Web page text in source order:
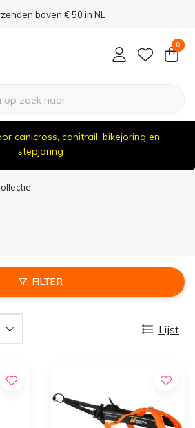
boven € 50 in NL
0
canicross, canitrail, bikejoring en
stepjoring
FILTER
Lijst